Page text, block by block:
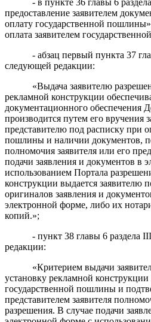
предоставление заявителем
оплату государственной
оплата заявителем
-абзац первыйпункта 37
следующей редакции:
«Выдача заявителю
рекламной конструкции
документационного обеспечения
производится путем его вручения
представителю под расписку при
пошлины и наличии документов,
полномочия заявителя или его
подачи заявления и документов в
использованием Портала
конструкции выдается заявителю
оригиналов заявления и
электронной форме, либо их
копий.»;
- пункт 38 главы 6 раздела III
редакции:
«Критерием выдачи
установку рекламной конструкции
государственной пошлины и
представителем заявителя
разрешения. В случае подачи